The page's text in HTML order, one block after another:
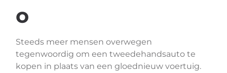
o
Steeds meer mensen overwegen
tegenwoordig om een tweedehandsauto te
kopen in plaats van een gloednieuw voertuig.